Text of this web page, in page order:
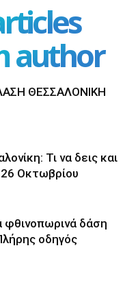
author
ΘΕΣΣΑΛΟΝΙΚΗ
Τι να δεις και
26 Οκτωβρίου
δάση
οδηγός